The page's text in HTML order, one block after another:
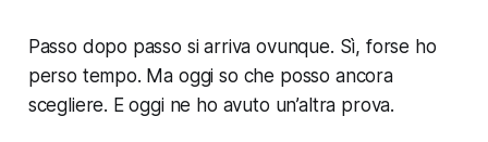
Passo dopo passo si arriva ovunque. Sì, forse ho
perso tempo. Ma oggi so che posso ancora
scegliere. E oggi ne ho avuto un’altra prova.